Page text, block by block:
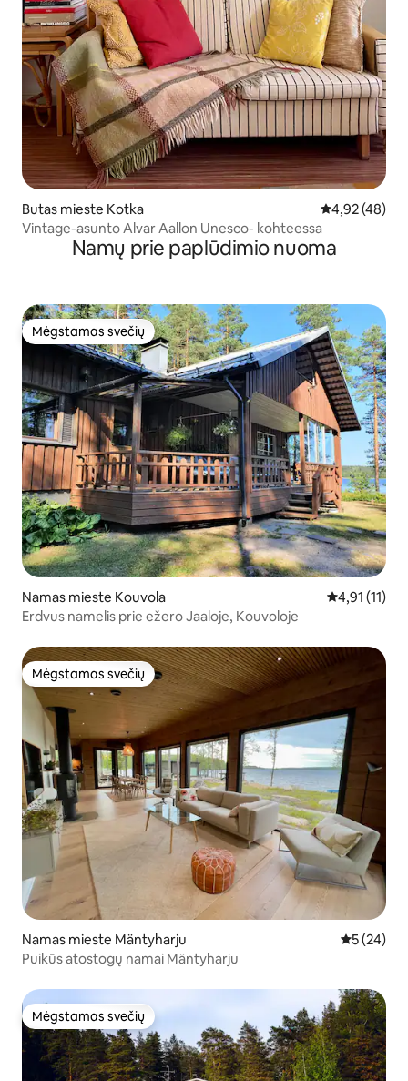
Butas mieste Kotka Vidutinis
4,92 (48)
Vintage-asunto Alvar Aallon Unesco- kohteessa
Namų prie paplūdimio nuoma
Mėgstamas svečių
Mėgstamas svečių
Namas mieste Kouvola Vidutinis
4,91 (11)
Erdvus namelis prie ežero Jaaloje, Kouvoloje
Mėgstamas svečių
Mėgstamas svečių
Namas mieste Mäntyharju Vidutinis
5 (24)
Puikūs atostogų namai Mäntyharju
Mėgstamas svečių
Mėgstamas svečių